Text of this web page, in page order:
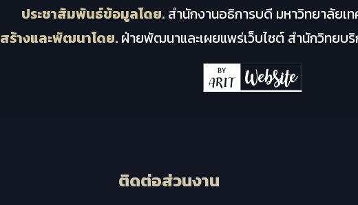
ประชาสัมพันธ์ข้อมูลโดย. สำนักงานอธิการบดี มหาวิทยาลัยเ
สร้างและพัฒนาโดย.ฝ่ายพัฒนาและเผยแพร่เว็บไซต์ สำนักวิทยบริ
ติดต่อส่วนงาน